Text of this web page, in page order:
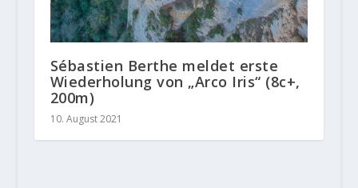
Sébastien Berthe meldet erste
Wiederholung von „Arco Iris“ (8c+,
200m)
10. August 2021